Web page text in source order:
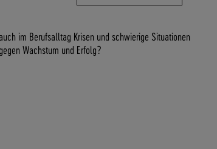
im Berufsalltag Krisen und schwierige Situationen
Wachstum und Erfolg?